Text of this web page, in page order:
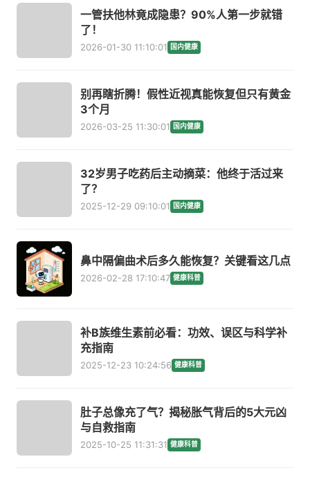
一管扶他林竟成隐患？90%人第一步就错
了！
2026-01-30 11:10:01 国内健康
别再瞎折腾！假性近视真能恢复但只有黄金
3个月
2026-03-25 11:30:01 国内健康
32岁男子吃药后主动摘菜：他终于活过来
了？
2025-12-29 09:10:01 国内健康
鼻中隔偏曲术后多久能恢复？关键看这几点
2026-02-28 17:10:47 健康科普
补B族维生素前必看：功效、误区与科学补
充指南
2025-12-23 10:24:56 健康科普
肚子总像充了气？揭秘胀气背后的5大元凶
与自救指南
2025-10-25 11:31:31 健康科普